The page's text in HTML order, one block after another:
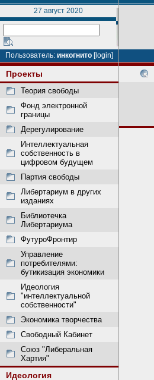
27 август 2020
Пользователь: инкогнито [login]
Проекты
Теория свободы
Фонд электронной
границы
Дерегулирование
Интеллектуальная
собственность в
цифровом будущем
Партия свободы
Либертариум в других
изданиях
Библиотечка
Либертариума
ФутуроФронтир
Управление
потребителями:
бутикизация экономики
Идеология
"интеллектуальной
собственности"
Экономика творчества
Свободный Кабинет
Союз "Либеральная
Хартия"
Идеология